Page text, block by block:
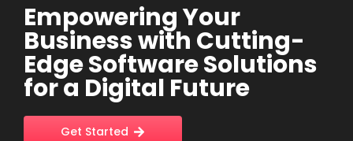
Empowering Your
Business with Cutting-
Edge Software Solutions
for a Digital Future
Get Started